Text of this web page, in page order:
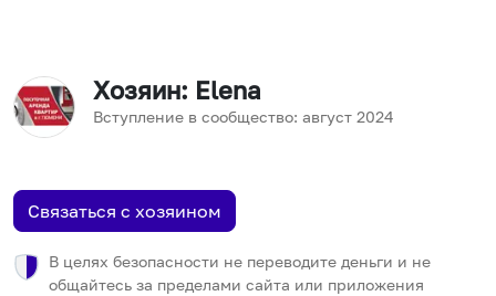
Хозяин: Elena
Вступление в сообщество: август 2024
Связаться с хозяином
В целях безопасности не переводите деньги и не
общайтесь за пределами сайта или приложения